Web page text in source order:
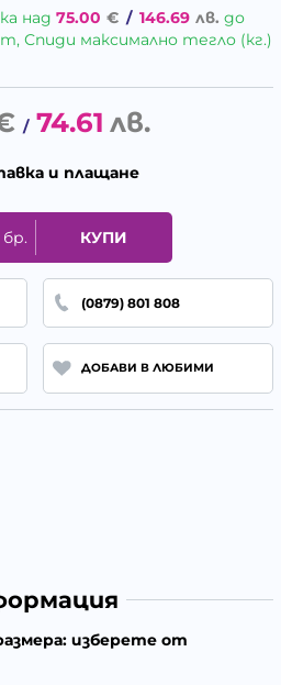
над 75.00 € / 146.69 лв. до
Спиди максимално тегло (кг.)
/ 74.61 лв.
и плащане
бр. КУПИ
(0879) 801 808
ДОБАВИ В ЛЮБИМИ
изберете от